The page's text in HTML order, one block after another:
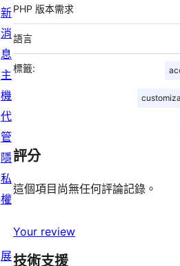
PHP 版本需求
語言
標籤:
評分
這個項目尚無任何評論記錄。
Your review
技術支援
新
消
息
主
機
代
管
隱
私
權
展